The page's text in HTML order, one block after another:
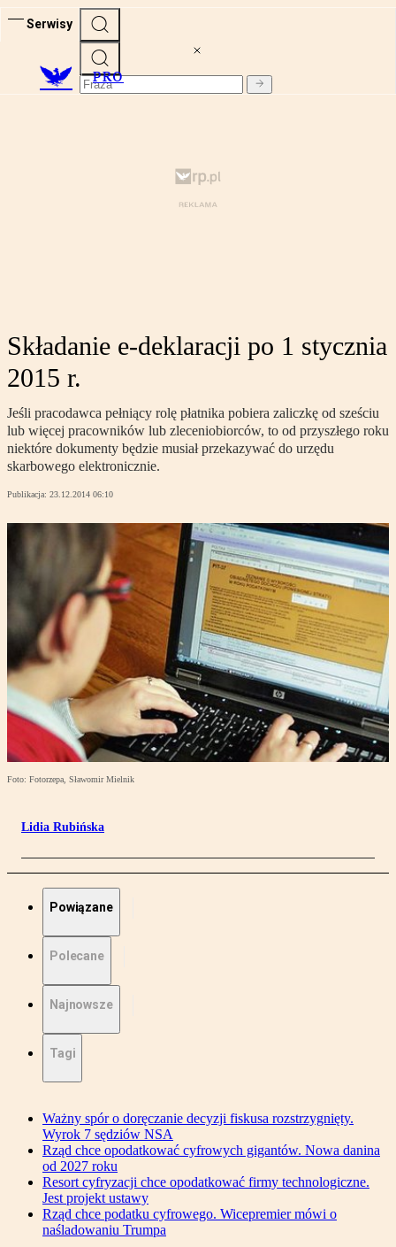
Serwisy
PRO
Składanie e-deklaracji po 1 stycznia
2015 r.
Jeśli pracodawca pełniący rolę płatnika pobiera zaliczkę od sześciu
lub więcej pracowników lub zleceniobiorców, to od przyszłego roku
niektóre dokumenty będzie musiał przekazywać do urzędu
skarbowego elektronicznie.
Publikacja: 23.12.2014 06:10
Foto: Fotorzepa, Sławomir Mielnik
Lidia Rubińska
Powiązane
Polecane
Najnowsze
Tagi
Ważny spór o doręczanie decyzji fiskusa rozstrzygnięty.
Wyrok 7 sędziów NSA
Rząd chce opodatkować cyfrowych gigantów. Nowa danina
od 2027 roku
Resort cyfryzacji chce opodatkować firmy technologiczne.
Jest projekt ustawy
Rząd chce podatku cyfrowego. Wicepremier mówi o
naśladowaniu Trumpa